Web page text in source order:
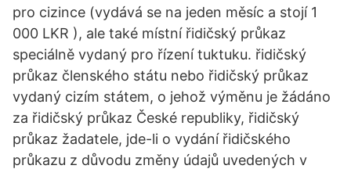
pro cizince (vydává se na jeden měsíc a stojí 1
000 LKR ), ale také místní řidičský průkaz
speciálně vydaný pro řízení tuktuku. řidičský
průkaz členského státu nebo řidičský průkaz
vydaný cizím státem, o jehož výměnu je žádáno
za řidičský průkaz České republiky, řidičský
průkaz žadatele, jde-li o vydání řidičského
průkazu z důvodu změny údajů uvedených v